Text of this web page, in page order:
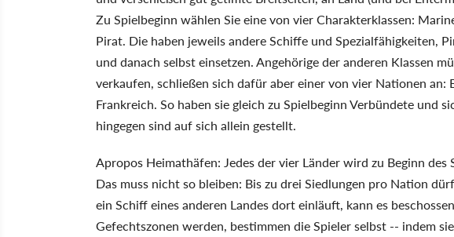
Zu Spielbeginn wählen Sie eine von vier Charakterklassen:
Pirat. Die haben jeweils andere Schiffe und Spezialfähigkeiten,
und danach selbst einsetzen. Angehörige der anderen Klassen
verkaufen, schließen sich dafür aber einer von vier Nationen an:
Frankreich. So haben sie gleich zu Spielbeginn Verbündete und
hingegen sind auf sich allein gestellt.
Apropos Heimathäfen: Jedes der vier Länder wird zu Beginn des
Das muss nicht so bleiben: Bis zu drei Siedlungen pro Nation
ein Schiff eines anderen Landes dort einläuft, kann es
Gefechtszonen werden, bestimmen die Spieler selbst -- indem